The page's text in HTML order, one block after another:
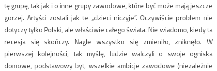
tę grupę, tak jak i o inne grupy zawodowe, które być może mają jeszcze
gorzej. Artyści zostali jak te „dzieci niczyje”. Oczywiście problem nie
dotyczy tylko Polski, ale właściwie całego świata. Nie wiadomo, kiedy ta
recesja się skończy. Nagle wszystko się zmieniło, zniknęło. W
pierwszej kolejności, tak myślę, ludzie walczyli o swoje ogniska
domowe, podstawowy byt, wszelkie ambicje zawodowe (niezależnie